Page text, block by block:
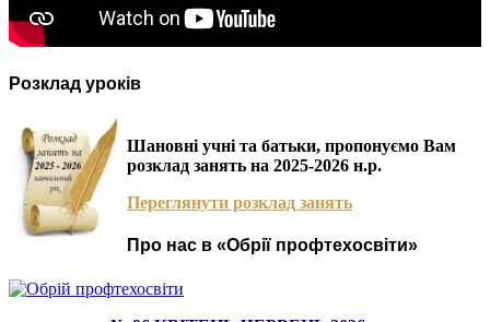
Розклад уроків
Шановні учні та батьки, пропонуємо Вам
розклад занять на 2025-2026 н.р.
Переглянути розклад занять
Про нас в «Обрії профтехосвіти»